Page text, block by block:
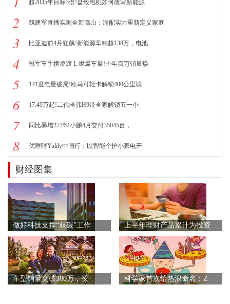
超2035年目标3倍!盘毂电机如何改写新能源
2 魏建军直播实测全新高山：满配实力重新定义家庭
3 比亚迪前4月狂飙!新能源车销超138万，电池
4 冠军车手携凌渡 L 燃爆车展!十年百万销量焕
5 141度电量破局!欧马可轻卡解锁400公里城
6 17.49万起!二代哈弗H9带全家解锁五一小
7 同比暴增273%!小鹏4月交付35045台，
8 优哩哩Yulily中国行：以智能个护小家电开
财经图集
做好科技支撑“双碳”工作 上半年理财产品累计为投资
车型销量突破380万，长 科学家首次给热浪命名：Z